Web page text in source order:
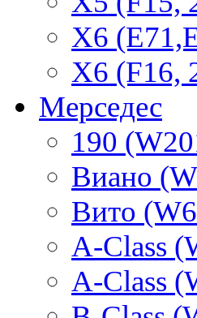
X6
X6 (F16,
Мерседес
190
Виано
Вито
A-Class
A-Class